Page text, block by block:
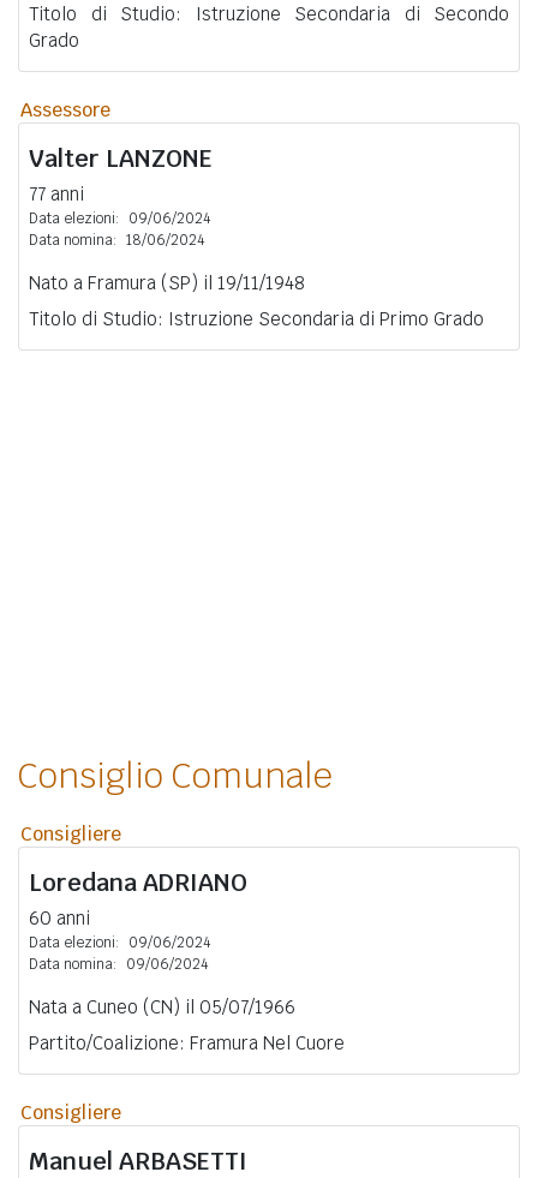
Titolo di Studio: Istruzione Secondaria di Secondo
Grado
Assessore
Valter LANZONE
77 anni
Data elezioni:
09/06/2024
Data nomina: 18/06/2024
Nato a Framura (SP) il 19/11/1948
Titolo di Studio: Istruzione Secondaria di Primo Grado
Consiglio Comunale
Consigliere
LoredanaADRIANO
60 anni
Data elezioni:
09/06/2024
Data nomina:
09/06/2024
Nata a Cuneo (CN) il 05/07/1966
Partito/Coalizione: Framura Nel Cuore
Consigliere
Manuel ARBASETTI